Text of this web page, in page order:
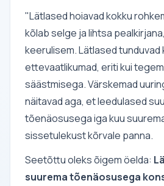
"Lätlased hoiavad kokku
kõlab selge ja lihtsa
keerulisem. Lätlased tunduvad
ettevaatlikumad, eriti kui
säästmisega. Värskemad
näitavad aga, et leedulased
tõenäosusega iga kuu
sissetulekust kõrvale panna.
Seetõttu oleks õigem öelda:
suurema tõenäosusega